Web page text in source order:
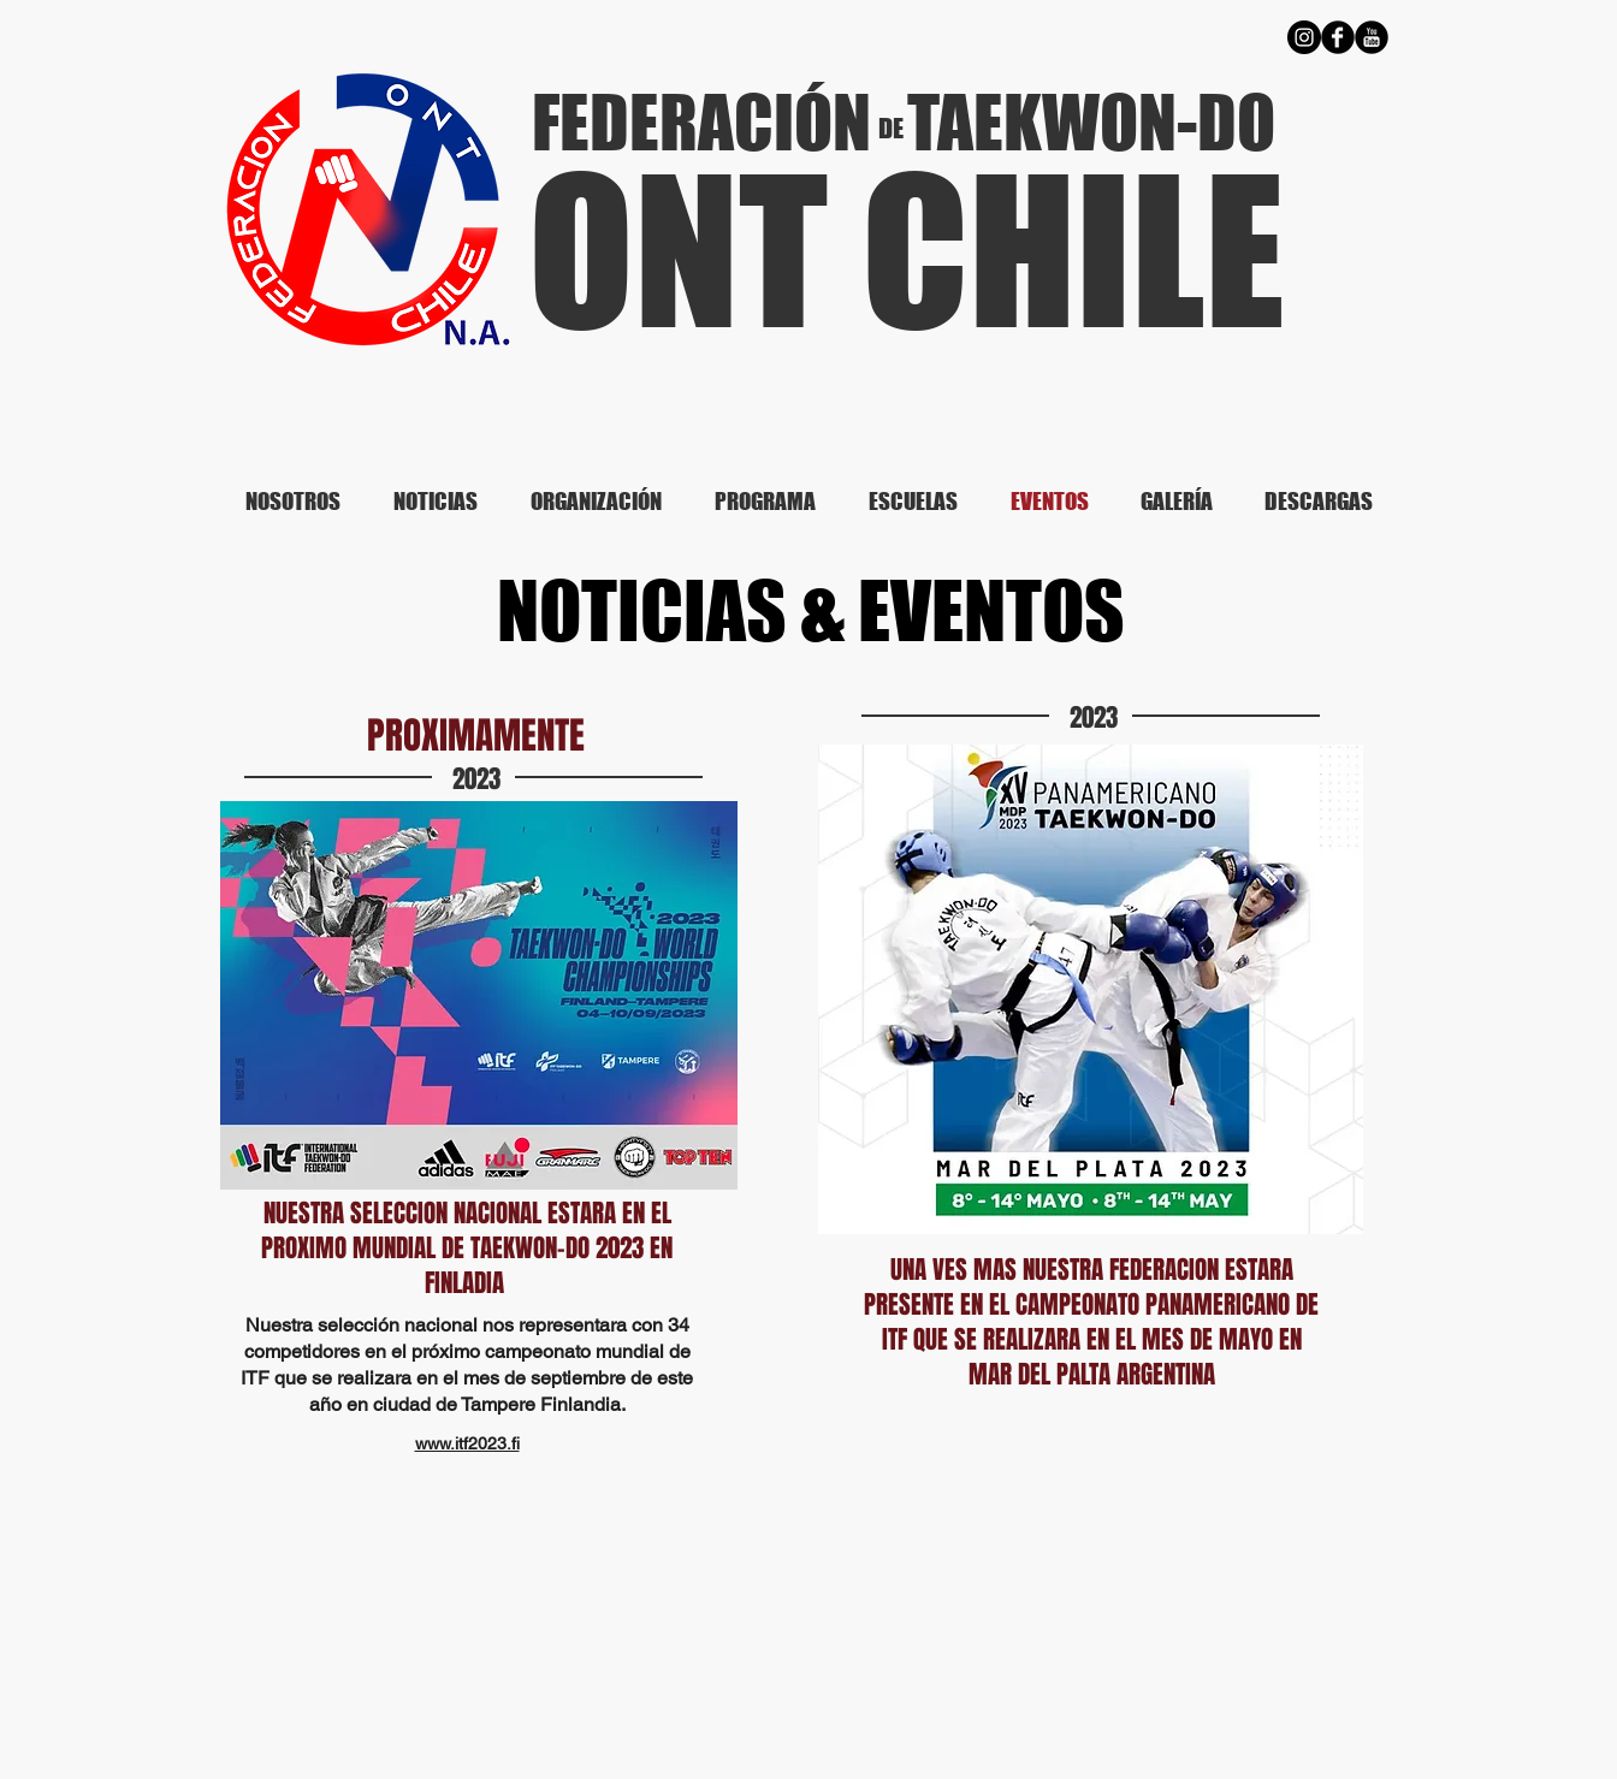
FEDERACIÓN
ONT CHILE
TAEKWON-DO
DE
NOSOTROS NOTICIAS ORGANIZACIÓN PROGRAMA ESCUELAS EVENTOS GALERÍA DESCARGAS
NOTICIAS & EVENTOS
PROXIMAMENTE
2023
NUESTRA SELECCION NACIONAL ESTARA EN EL
PROXIMO MUNDIAL DE TAEKWON-DO 2023 EN
FINLADIA
Nuestraselecciónnacional nos representara con 34
competidores en el próximocampeonato mundial de
ITF que se realizara en el mes de septiembre de este
año en ciudad de Tampere Finlandia.
www.itf2023.fi
2023
UNA VES MAS NUESTRA FEDERACION ESTARA
PRESENTE EN EL CAMPEONATO PANAMERICANO DE
ITF QUE SE REALIZARA EN EL MES DE MAYO EN
MAR DEL PALTA ARGENTINA